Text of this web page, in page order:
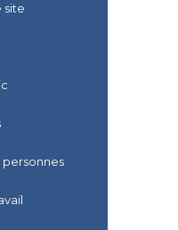
site
personnes